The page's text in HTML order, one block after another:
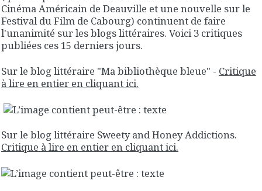
Cinéma Américain de Deauville et une nouvelle sur le
Festival du Film de Cabourg) continuent de faire
l'unanimité sur les blogs littéraires. Voici 3 critiques
publiées ces 15 derniers jours.
Sur le blog littéraire "Ma bibliothèque bleue" - Critique
à lire en entier en cliquant ici.
Sur le blog littéraire Sweety and Honey Addictions.
Critique à lire en entier en cliquant ici.